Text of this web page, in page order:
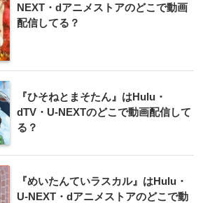
NEXT・dアニメストアのどこで動画
配信してる？
『ひそねとまそたん』はHulu・
dTV・U-NEXTのどこで動画配信して
る？
『めいたんていラスカル』はHulu・
U-NEXT・dアニメストアのどこで動